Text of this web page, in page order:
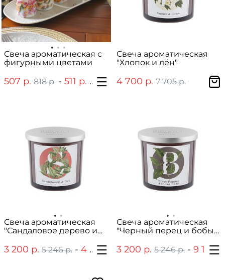
Свеча ароматическая с
фигурными цветами
507 р. 818 р. - 511 р. 838 р.
Свеча ароматическая
"Хлопок и лён"
4 700 р. 7 705 р.
Свеча ароматическая
"Сандаловое дерево и
3 200 р. 5 246 р. - 4 065 р. 6 557 р.
Свеча ароматическая
"Черный перец и бобы
3 200 р. 5 246 р. - 9 147 р.